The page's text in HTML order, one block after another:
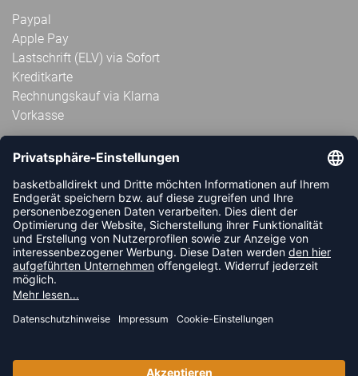
Paypal
Apple Pay
Lastschrift (ELV) via Sofort
Kreditkarte
Rechnungskauf via Klarna
Vorkasse
ABONNIERE JETZT DEN KOSTENLOSEN
HANDBALLDIREKT-NEWSLETTER UND VERPASSE KEINE
NEUIGKEIT ODER AKTION MEHR.
JETZT ANMELDEN